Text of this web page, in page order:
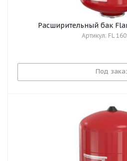
Расширительный бак
Артикул: FL
Под